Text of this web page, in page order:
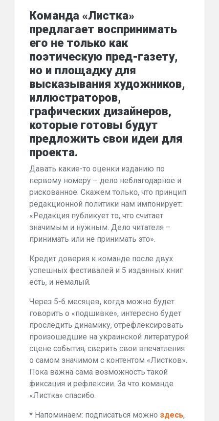
Команда «Листка»
предлагает воспринимать
его не только как
поэтическую пред-газету,
но и площадку для
высказывания художников,
иллюстраторов,
графических дизайнеров,
которые готовы будут
предложить свои идеи для
проекта.
Давать какие-то оценки изданию по
первому номеру – дело неблагодарное и
рискованное. Скажем только, что принцип
редакционной политики нам импонирует:
«Редакция публикует то, что считает
значимым и нужным. Дело читателя –
принимать или не принимать это».
Кредит доверия к команде после двух
успешных фестивалей и 5 изданных книг
есть, и немалый.
Через 5-6 месяцев, когда можно будет
говорить о «подшивке», интересно будет
проследить динамику, отрефлексировать
произошедшие на украинской литературой
сцене события, сверить свои впечатления
о самом значимом с контентом «Листков».
Пока важна сама возможность такой
фиксация и рефлексии. За что команде
«Листка» спасибо.
* Напоминаем: подписаться можно здесь,